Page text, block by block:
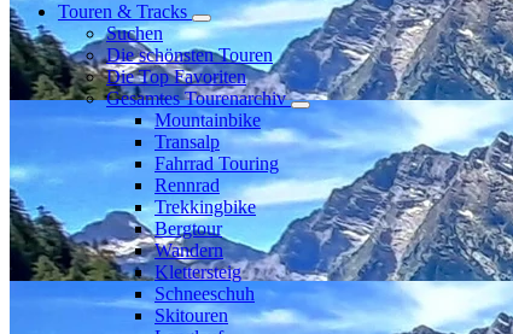
Touren & Tracks
Suchen
Die schönsten Touren
Die Top Favoriten
Gesamtes Tourenarchiv
Mountainbike
Transalp
Fahrrad Touring
Rennrad
Trekkingbike
Bergtour
Wandern
Klettersteig
Schneeschuh
Skitouren